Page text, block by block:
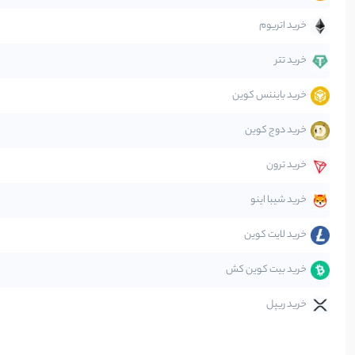
جهان
دیفای
صرافی‌ها
قانون‌گذاری
متاورس
خرید اتریوم
خرید تتر
خرید بایننس کوین
خرید دوج کوین
خرید ترون
خرید شیبا اینو
خرید لایت کوین
خرید بیت کوین کش
خرید ریپل